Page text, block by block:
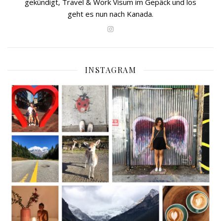
gekündigt, Travel & Work Visum im Gepäck und los
geht es nun nach Kanada.
INSTAGRAM